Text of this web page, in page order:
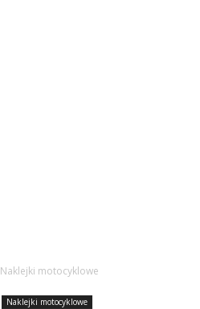
Naklejki motocyklowe
Naklejki motocyklowe